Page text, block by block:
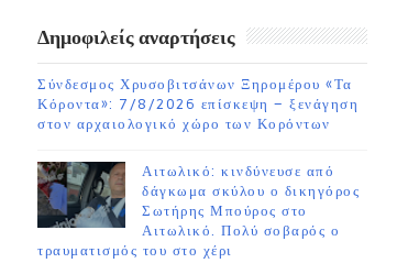
Δημοφιλείς αναρτήσεις
Σύνδεσμος Χρυσοβιτσάνων Ξηρομέρου «Τα
Κόροντα»: 7/8/2026 επίσκεψη – ξενάγηση
στον αρχαιολογικό χώρο των Κορόντων
Αιτωλικό: κινδύνευσε από
δάγκωμα σκύλου ο δικηγόρος
Σωτήρης Μπούρος στο
Αιτωλικό. Πολύ σοβαρός ο
τραυματισμός του στο χέρι